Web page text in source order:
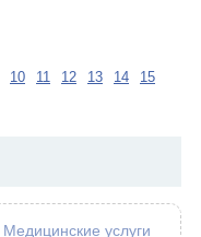
10 11 12 13 14
15
Медицинские услуги